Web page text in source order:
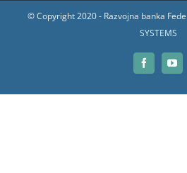
© Copyright 2020 - Razvojna banka
SYSTEMS
Facebook